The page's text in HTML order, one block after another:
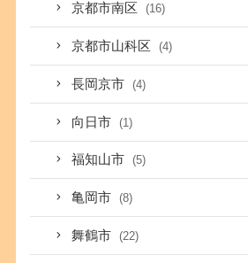
京都市南区 (16)
京都市山科区 (4)
長岡京市 (4)
向日市 (1)
福知山市 (5)
亀岡市 (8)
舞鶴市 (22)